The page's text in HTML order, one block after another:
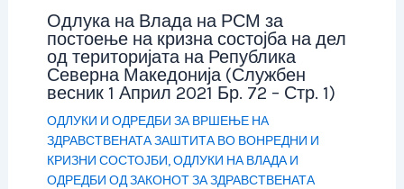
Одлука на Влада на РСМ за
постоење на кризна состојба на дел
од територијата на Република
Северна Македонија (Службен
весник 1 Април 2021 Бр. 72 – Стр. 1)
ОДЛУКИ И ОДРЕДБИ ЗА ВРШЕЊЕ НА
ЗДРАВСТВЕНАТА ЗАШТИТА ВО ВОНРЕДНИ И
КРИЗНИ СОСТОЈБИ,ОДЛУКИ НА ВЛАДА И
ОДРЕДБИ ОД ЗАКОНОТ ЗА ЗДРАВСТВЕНАТА